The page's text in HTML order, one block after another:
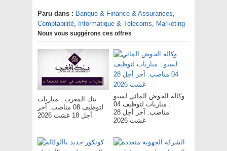
Paru dans : Banque & Finance & Assurances,
Comptabilité, Informatique & Télécoms, Marketing
Nous vous suggérons ces offres
بنك المغرب : مباريات
لتوظيف 08 مناصب. آخر
أجل 18 غشت 2026
وكالة الحوض المائي لسبو
: مباريات لتوظيف 04
مناصب. آخر أجل 28
غشت 2026